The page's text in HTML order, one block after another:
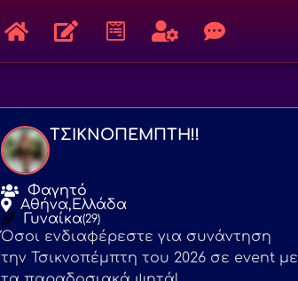
ΤΣΙΚΝΟΠΕΜΠΤΗ!!
Φαγητό
Αθήνα,Ελλάδα
Γυναίκα(29)
Όσοι ενδιαφέρεστε για συνάντηση
την Τσικνοπέμπτη του 2026 σε event με